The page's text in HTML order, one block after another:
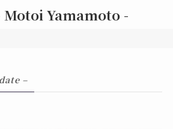
Motoi Yamamoto -
–